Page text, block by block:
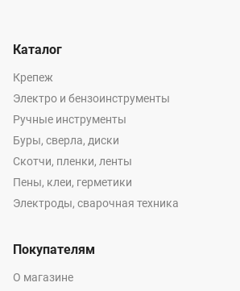
Каталог
Крепеж
Электро и бензоинструменты
Ручные инструменты
Буры, сверла, диски
Скотчи, пленки, ленты
Пены, клеи, герметики
Электроды, сварочная техника
Покупателям
О магазине